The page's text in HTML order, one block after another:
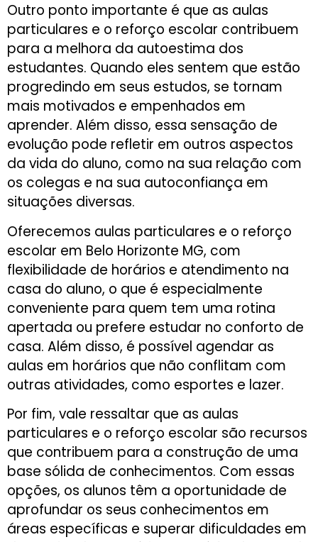
Outro ponto importante é que as aulas
particulares e o reforço escolar contribuem
para a melhora da autoestima dos
estudantes. Quando eles sentem que estão
progredindo em seus estudos, se tornam
mais motivados e empenhados em
aprender. Além disso, essa sensação de
evolução pode refletir em outros aspectos
da vida do aluno, como na sua relação com
os colegas e na sua autoconfiança em
situações diversas.
Oferecemos aulas particulares e o reforço
escolar em Belo Horizonte MG, com
flexibilidade de horários e atendimento na
casa do aluno, o que é especialmente
conveniente para quem tem uma rotina
apertada ou prefere estudar no conforto de
casa. Além disso, é possível agendar as
aulas em horários que não conflitam com
outras atividades, como esportes e lazer.
Por fim, vale ressaltar que as aulas
particulares e o reforço escolar são recursos
que contribuem para a construção de uma
base sólida de conhecimentos. Com essas
opções, os alunos têm a oportunidade de
aprofundar os seus conhecimentos em
áreas específicas e superar dificuldades em